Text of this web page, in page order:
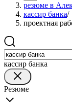
резюме в
кассир банка/
проектная
кассир банка
Резюме